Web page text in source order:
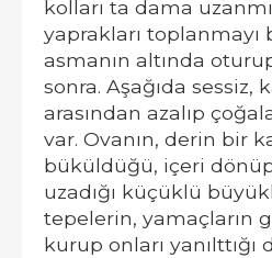
kolları ta dama
yaprakları toplanmayı
asmanın altında
sonra. Aşağıda sessiz,
arasından azalıp
var. Ovanın, derin bir
büküldüğü, içeri
uzadığı küçüklü
tepelerin, yamaçların
kurup onları yanılttığı